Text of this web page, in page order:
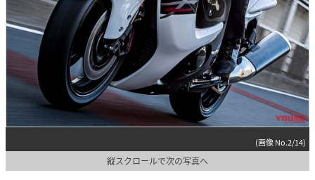
(画像 No.2/14)
縦スクロールで次の写真へ